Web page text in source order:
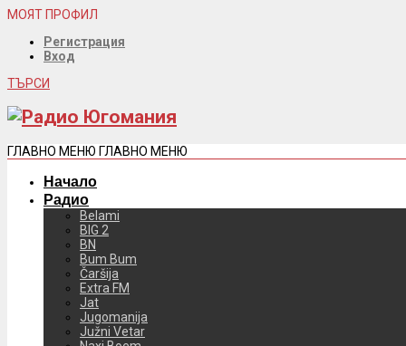
МОЯТ ПРОФИЛ
Регистрация
Вход
ТЪРСИ
ГЛАВНО МЕНЮ ГЛАВНО МЕНЮ
Начало
Радио
Belami
BIG 2
BN
Bum Bum
Čaršija
Extra FM
Jat
Jugomanija
Južni Vetar